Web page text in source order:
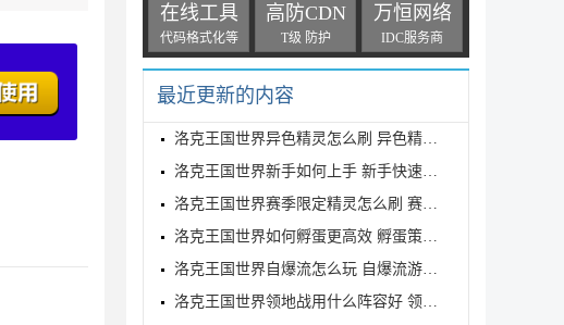
在线工具
代码格式化等
高防CDN
T级 防护
万恒网络
IDC服务商
最近更新的内容
洛克王国世界异色精灵怎么刷 异色精灵高效刷取指南
洛克王国世界新手如何上手 新手快速入门教学
洛克王国世界赛季限定精灵怎么刷 赛季限定奇遇精灵刷
洛克王国世界如何孵蛋更高效 孵蛋策略分享
洛克王国世界自爆流怎么玩 自爆流游玩心得
洛克王国世界领地战用什么阵容好 领地战速通阵容推荐